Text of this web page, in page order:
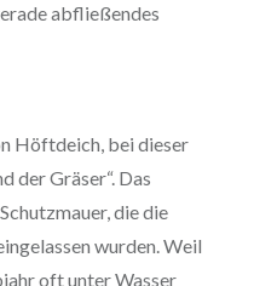
abfließendes
Höftdeich, bei dieser
der Gräser“. Das
die die
wurden. Weil
oft unter Wasser